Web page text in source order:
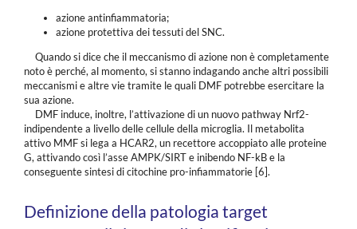
azione antinfiammatoria;
azione protettiva dei tessuti del SNC.
Quando si dice che il meccanismo di azione non è completamente
noto è perché, al momento, si stanno indagando anche altri possibili
meccanismi e altre vie tramite le quali DMF potrebbe esercitare la
sua azione.
DMF induce, inoltre, l’attivazione di un nuovo pathway Nrf2-
indipendente a livello delle cellule della microglia. Il metabolita
attivo MMF si lega a HCAR2, un recettore accoppiato alle proteine
G, attivando così l’asse AMPK/SIRT e inibendo NF-kB e la
conseguente sintesi di citochine pro-infiammatorie [6].
Definizione della patologia target